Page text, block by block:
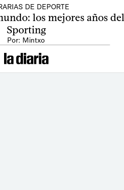
DE DEPORTE
los mejores años del
Sporting
Por: Mintxo